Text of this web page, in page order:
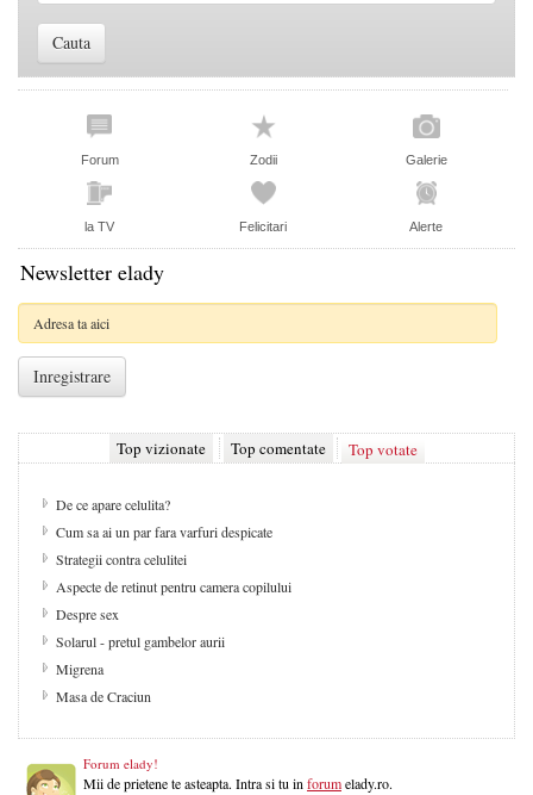
Forum Zodii Galerie
la TV Felicitari Alerte
Newsletter elady
Top vizionate Top comentate Top votate
De ce apare celulita?
Cum sa ai un par fara varfuri despicate
Strategii contra celulitei
Aspecte de retinut pentru camera copilului
Despre sex
Solarul - pretul gambelor aurii
Migrena
Masa de Craciun
Forum elady!
Mii de prietene te asteapta. Intra si tu in forumelady.ro.